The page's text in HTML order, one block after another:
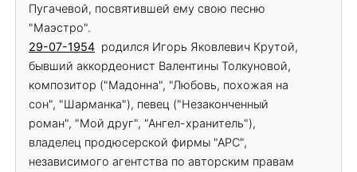
Пугачевой, посвятившей ему свою песню
"Маэстро".
29-07-1954 родился Игорь Яковлевич Крутой,
бывший аккордеонист Валентины Толкуновой,
композитор ("Мадонна", "Любовь, похожая на
сон", "Шарманка"), певец ("Незаконченный
роман", "Мой друг", "Ангел-хранитель"),
владелец продюсерской фирмы "АРС",
независимого агентства по авторским правам